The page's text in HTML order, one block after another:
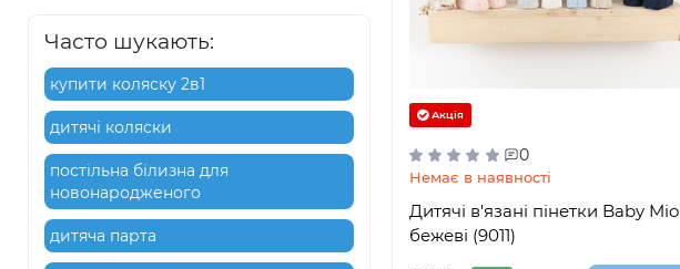
Часто шукають:
купити коляску 2в1
дитячі коляски
постільна білизна для
новонародженого
дитяча парта
Акція
0
Немає в наявності
Дитячі в'язані пінетки Baby Mio
бежеві (9011)